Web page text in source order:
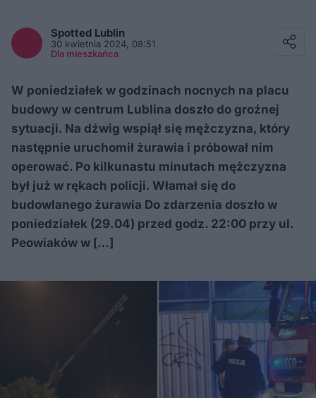
Spotted Lublin
30 kwietnia 2024, 08:51
Dla mieszkańca
W poniedziałek w godzinach nocnych na placu
budowy w centrum Lublina doszło do groźnej
sytuacji. Na dźwig wspiął się mężczyzna, który
następnie uruchomił żurawia i próbował nim
operować. Po kilkunastu minutach mężczyzna
był już w rękach policji. Włamał się do
budowlanego żurawia Do zdarzenia doszło w
poniedziałek (29.04) przed godz. 22:00 przy ul.
Peowiaków w […]